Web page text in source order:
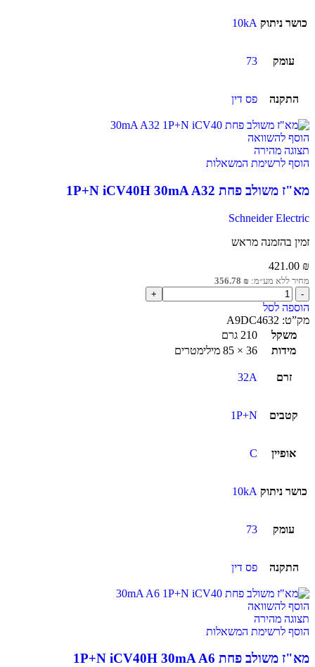
כושר ניתוק 10kA
עומק 73
התקנה פס דין
הוסף להשוואה
תצוגה מהירה
הוסף לרשימת המשאלות
מא"ז משולב פחת 1P+N iCV40H 30mA A32
Schneider Electric
זמין בהזמנה מראש
421.00 ₪
מחיר ללא מע״מ: 356.78 ₪
הוספה לסל
מק”ט: A9DC4632
משקל
210 גרם
מידות
36 × 85 מילימטרים
זרם 32A
קטבים 1P+N
אופיין C
כושר ניתוק 10kA
עומק 73
התקנה פס דין
הוסף להשוואה
תצוגה מהירה
הוסף לרשימת המשאלות
מא"ז משולב פחת 1P+N iCV40H 30mA A6